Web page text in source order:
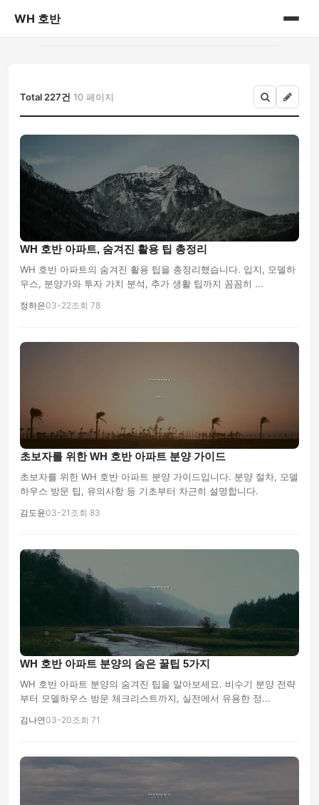
WH 호반
게시판
Total 227건 10 페이지
WH 호반 아파트, 숨겨진 활용 팁 총정리
WH 호반 아파트의 숨겨진 활용 팁을 총정리했습니다. 입지, 모델하
우스, 분양가와 투자 가치 분석, 추가 생활 팁까지 꼼꼼히 ...
정하은03-22조회 78
초보자를 위한 WH 호반 아파트 분양 가이드
초보자를 위한 WH 호반 아파트 분양 가이드입니다. 분양 절차, 모델
하우스 방문 팁, 유의사항 등 기초부터 차근히 설명합니다.
김도윤03-21 조회 83
WH 호반 아파트 분양의 숨은 꿀팁 5가지
WH 호반 아파트 분양의 숨겨진 팁을 알아보세요. 비수기 분양 전략
부터 모델하우스 방문 체크리스트까지, 실전에서 유용한 정...
김나연03-20조회 71